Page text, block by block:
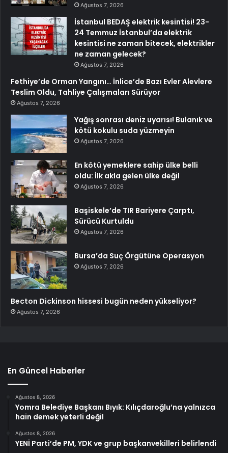
Ağustos 7, 2026
İstanbul BEDAŞ elektrik kesintisi! 23-
24 Temmuz İstanbul’da elektrik
kesintisi ne zaman bitecek, elektrikler
ne zaman gelecek?
Ağustos 7, 2026
Fethiye’de Orman Yangını… İnlice’de Bazı Evler Alevlere
Teslim Oldu, Tahliye Çalışmaları Sürüyor
Ağustos 7, 2026
Yağış sonrası deniz uyarısı! Bulanık ve
kötü kokulu suda yüzmeyin
Ağustos 7, 2026
En kötü yemeklere sahip ülke belli
oldu: İlk akla gelen ülke değil
Ağustos 7, 2026
Başiskele’de TIR Bariyere Çarptı,
Sürücü Kurtuldu
Ağustos 7, 2026
Bursa’da Suç Örgütüne Operasyon
Ağustos 7, 2026
Becton Dickinson hissesi bugün neden yükseliyor?
Ağustos 7, 2026
En Güncel Haberler
Ağustos 8, 2026
Yomra Belediye Başkanı Bıyık: Kılıçdaroğlu’na yalnızca
hain demek yeterli değil
Ağustos 8, 2026
YENİ Parti’de PM, YDK ve grup başkanvekilleri belirlendi